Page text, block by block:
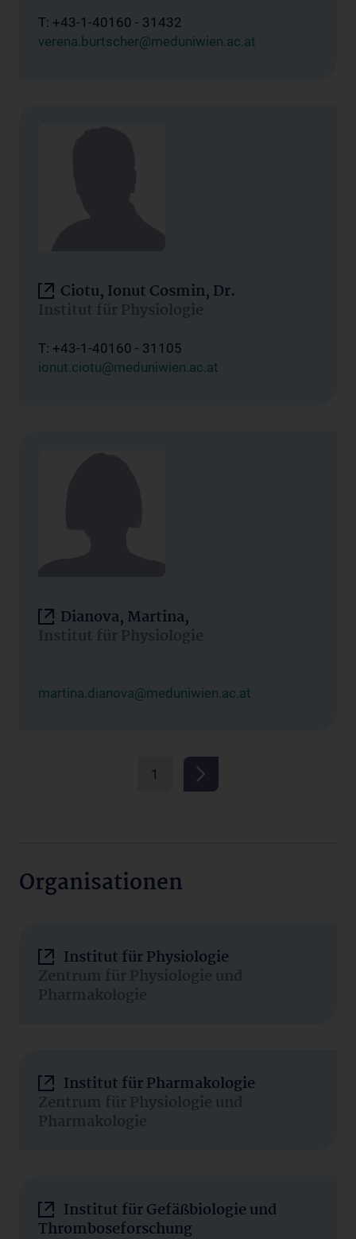
T: +43-1-40160 - 31432
verena.burtscher@meduniwien.ac.at
Ciotu, Ionut Cosmin, Dr.
Institut für Physiologie
T: +43-1-40160 - 31105
ionut.ciotu@meduniwien.ac.at
Dianova, Martina,
Institut für Physiologie
martina.dianova@meduniwien.ac.at
1
Organisationen
Institut für Physiologie
Zentrum für Physiologie und
Pharmakologie
Institut für Pharmakologie
Zentrum für Physiologie und
Pharmakologie
Institut für Gefäßbiologie und
Thromboseforschung